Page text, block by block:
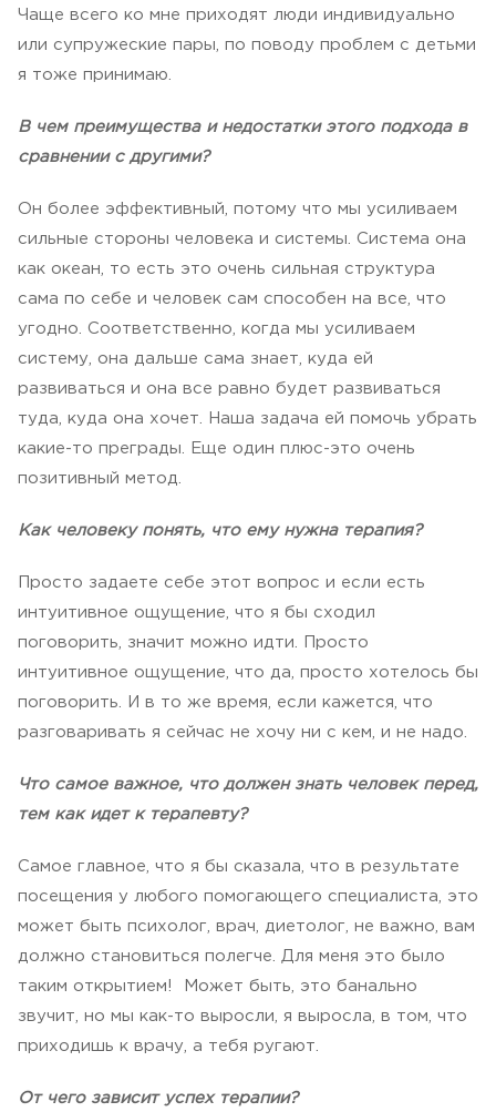
Чаще всего ко мне приходят люди индивидуально
или супружеские пары, по поводу проблем с детьми
я тоже принимаю.
В чем преимущества и недостатки этого подхода в
сравнении с другими?
Он более эффективный, потому что мы усиливаем
сильные стороны человека и системы. Система она
как океан, то есть это очень сильная структура
сама по себе и человек сам способен на все, что
угодно. Соответственно, когда мы усиливаем
систему, она дальше сама знает, куда ей
развиваться и она все равно будет развиваться
туда, куда она хочет. Наша задача ей помочь убрать
какие-то преграды. Еще один плюс-это очень
позитивный метод.
Как человеку понять, что ему нужна терапия?
Просто задаете себе этот вопрос и если есть
интуитивное ощущение, что я бы сходил
поговорить, значит можно идти. Просто
интуитивное ощущение, что да, просто хотелось бы
поговорить. И в то же время, если кажется, что
разговаривать я сейчас не хочу ни с кем, и не надо.
Что самое важное, что должен знать человек перед,
тем как идет к терапевту?
Самое главное, что я бы сказала, что в результате
посещения у любого помогающего специалиста, это
может быть психолог, врач, диетолог, не важно, вам
должно становиться полегче. Для меня это было
таким открытием! Может быть, это банально
звучит, но мы как-то выросли, я выросла, в том, что
приходишь к врачу, а тебя ругают.
От чего зависит успех терапии?